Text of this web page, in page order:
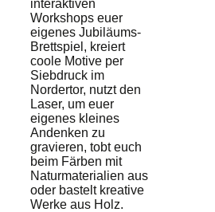
interaktiven
Workshops euer
eigenes Jubiläums-
Brettspiel, kreiert
coole Motive per
Siebdruck im
Nordertor, nutzt den
Laser, um euer
eigenes kleines
Andenken zu
gravieren, tobt euch
beim Färben mit
Naturmaterialien aus
oder bastelt kreative
Werke aus Holz.